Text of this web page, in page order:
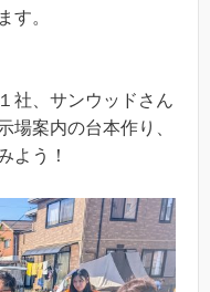
す。
社、サンウッドさん
場案内の台本作り、
よう！